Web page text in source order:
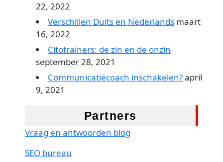
22, 2022
Verschillen Duits en Nederlands maart
16, 2022
Citotrainers: de zin en de onzin
september 28, 2021
Communicatiecoach inschakelen?april
9, 2021
Partners
Vraag en antwoorden blog
SEO bureau